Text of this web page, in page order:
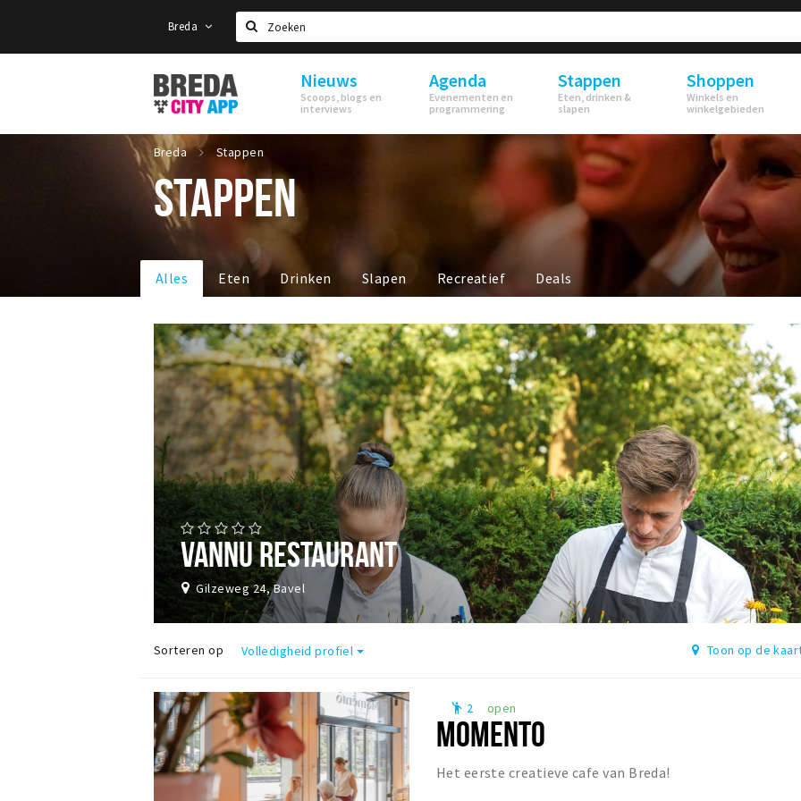
Breda
Zoeken
Stappen
&
Shoppen
Breda
Nieuws
Scoops, blogs en
interviews
Agenda
Evenementen en
programmering
Stappen
Eten, drinken &
slapen
Shoppen
Winkels en
winkelgebieden
Breda Stappen
STAPPEN
Alles Eten Drinken Slapen Recreatief Deals
VANNU RESTAURANT
Gilzeweg 24, Bavel
Sorteren op Volledigheid profiel Toon op de
emoji_people 2 open
MOMENTO
Het eerste creatieve cafe van Breda!